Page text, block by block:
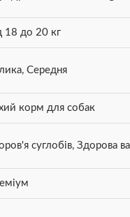
18 до 20 кг
,Середня
корм для собак
суглобів,Здорова